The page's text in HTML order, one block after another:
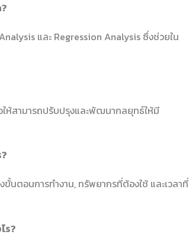
และ Regression Analysis ซึ่งช่วยใน
ให้สามารถปรับปรุงและพัฒนากลยุทธ์ให้มี
นตอนการทำงาน, ทรัพยากรที่ต้องใช้ และเวลาที่
ร?